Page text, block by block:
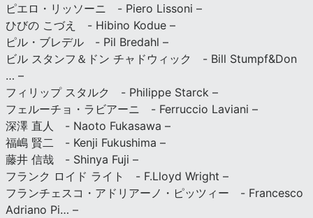
ピエロ・リッソーニ - Piero Lissoni –
ひびの こづえ - Hibino Kodue –
ピル・ブレデル - Pil Bredahl –
ビル スタンフ＆ドン チャドウィック - Bill Stumpf&Don
… –
フィリップ スタルク - Philippe Starck –
フェルーチョ・ラビアーニ - Ferruccio Laviani –
深澤 直人 - Naoto Fukasawa –
福嶋 賢二 - Kenji Fukushima –
藤井 信哉 - Shinya Fuji –
フランク ロイド ライト - F.Lloyd Wright –
フランチェスコ・アドリアーノ・ピッツィー - Francesco
Adriano Pi… –